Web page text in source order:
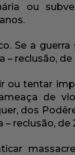
ou
Se a guerra
– reclusão, de
tentar
de
dos
– reclusão, de
massacre,